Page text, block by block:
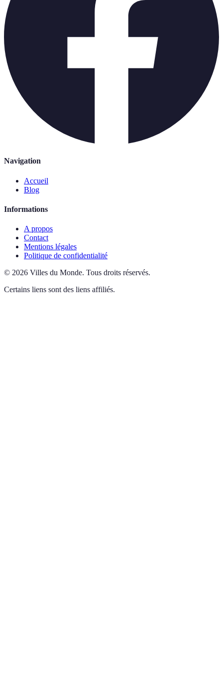
Navigation
Accueil
Blog
Informations
A propos
Contact
Mentions légales
Politique de confidentialité
© 2026 Villes du Monde. Tous droits réservés.
Certains liens sont des liens affiliés.